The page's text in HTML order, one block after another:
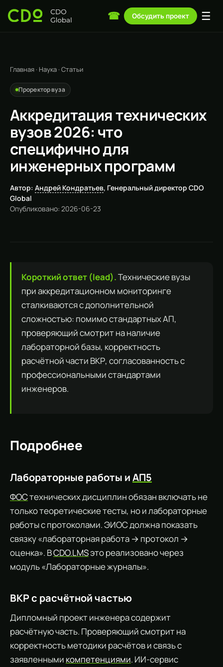
☎ Обсудить проект ☰
Главная · Наука · Статьи
Проректор вуза
Аккредитация технических
вузов 2026: что
специфично для
инженерных программ
Автор: Андрей Кондратьев, Генеральный директор CDO
Global
Опубликовано: 2026-06-23
Короткий ответ (lead).Технические вузы
при аккредитационном мониторинге
сталкиваются с дополнительной
сложностью: помимо стандартных АП,
проверяющий смотрит на наличие
лабораторной базы, корректность
расчётной части ВКР, согласованность с
профессиональными стандартами
инженеров.
Подробнее
Лабораторные работы иАП5
ФОСтехнических дисциплин обязан включать не
только теоретические тесты, но и лабораторные
работы с протоколами. ЭИОС должна показать
связку «лабораторная работа → протокол →
оценка». ВCDO.LMSэто реализовано через
модуль «Лабораторные журналы».
ВКР с расчётной частью
Дипломный проект инженера содержит
расчётную часть. Проверяющий смотрит на
корректность методики расчётов и связь с
заявленными компетенциями. ИИ-сервис